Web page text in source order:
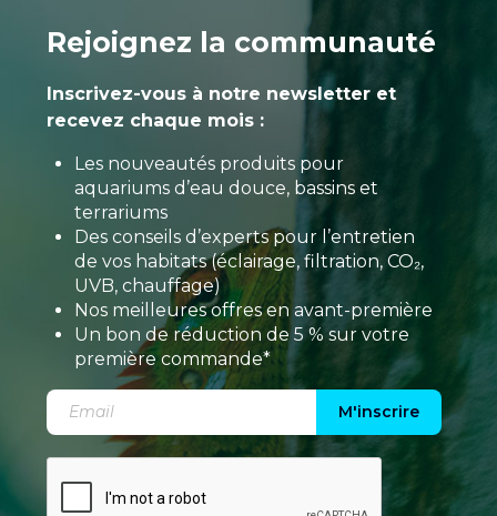
Rejoignez la communauté
Inscrivez-vous à notre newsletter et
recevez chaque mois :
Les nouveautés produits pour
aquariums d’eau douce, bassins et
terrariums
Des conseils d’experts pour l’entretien
de vos habitats (éclairage, filtration, CO₂,
UVB, chauffage)
Nos meilleures offres en avant-première
Un bon de réduction de 5 % sur votre
première commande*
M'inscrire